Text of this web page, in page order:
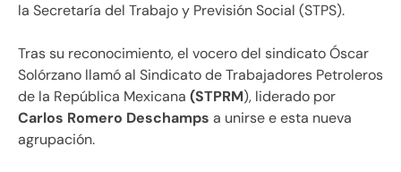
la Secretaría del Trabajo y Previsión Social (STPS).
Tras su reconocimiento, el vocero del sindicato Óscar
Solórzano llamó al Sindicato de Trabajadores Petroleros
de la República Mexicana (STPRM), liderado por
Carlos Romero Deschamps a unirse e esta nueva
agrupación.